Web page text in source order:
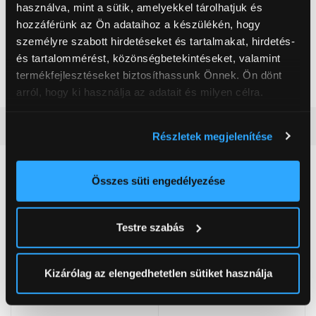
használva, mint a sütik, amelyekkel tárolhatjuk és
hozzáférünk az Ön adataihoz a készülékén, hogy
személyre szabott hirdetéseket és tartalmakat, hirdetés-
és tartalommérést, közönségbetekintéseket, valamint
termékfejlesztéseket biztosíthassunk Önnek. Ön dönt
arról, hogy ki használja az adatait és milyen célra.
elhelyezkedéséről pár méteres pontossággal
Az Ön készülékén beazonosítása annak konkrét
módjairól és adja meg preferenciáit aRészletek
pontban. Bármikor módosíthatja vagy visszavonhatja a
Sütinyilatkozathoz való hozzájárulását.
Részletek megjelenítése
Összes süti engedélyezése
Testre szabás
Kizárólag az elengedhetetlen sütiket használja
Extra funkció
Ujjlenyomatolvasó
Akkumulátor cellaszám
3 cellás
Nettó súly
1,7 kg